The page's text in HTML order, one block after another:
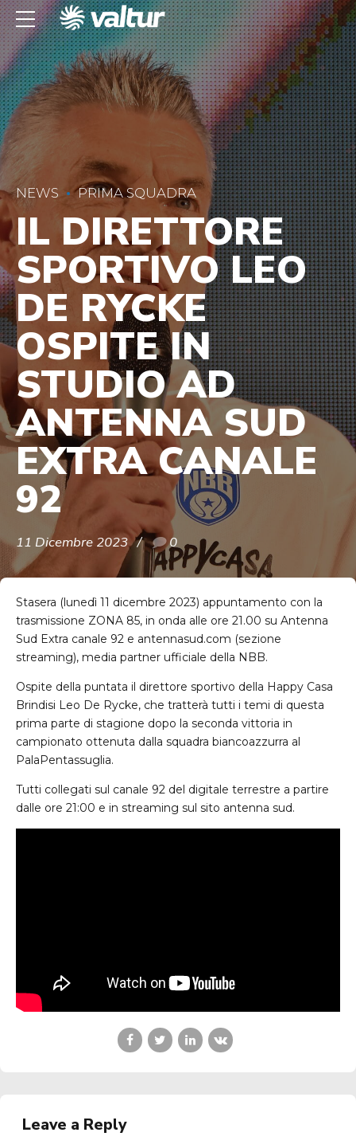
NEWS PRIMA SQUADRA
IL DIRETTORE
SPORTIVO LEO
DE RYCKE
OSPITE IN
STUDIO AD
ANTENNA SUD
EXTRA CANALE
92
11 Dicembre 2023 0
Stasera (lunedì 11 dicembre 2023) appuntamento con la
trasmissione ZONA 85, in onda alle ore 21.00 su Antenna
Sud Extra canale 92 e antennasud.com (sezione
streaming), media partner ufficiale della NBB.
Ospite della puntata il direttore sportivo della Happy Casa
Brindisi Leo De Rycke, che tratterà tutti i temi di questa
prima parte di stagione dopo la seconda vittoria in
campionato ottenuta dalla squadra biancoazzurra al
PalaPentassuglia.
Tutti collegati sul canale 92 del digitale terrestre a partire
dalle ore 21:00 e in streaming sul sito antenna sud.
Leave a Reply